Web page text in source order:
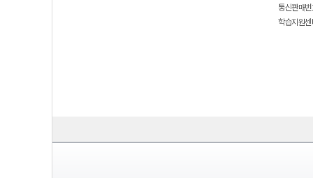
통신판매
학습지원